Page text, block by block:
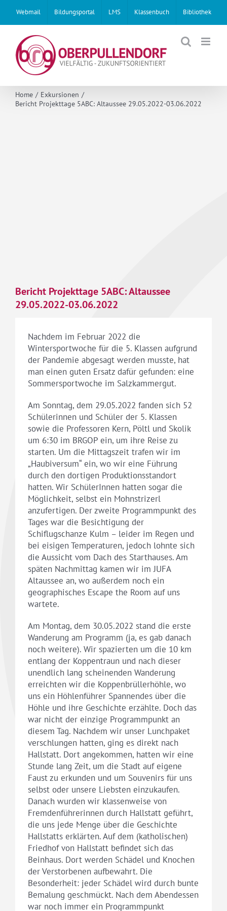
content
Webmail Bildungsportal LMS Klassenbuch Bibliothek
Home
Exkursionen
Bericht Projekttage 5ABC: Altaussee 29.05.2022-03.06.2022
Bericht Projekttage 5ABC: Altaussee
29.05.2022-03.06.2022
Nachdem im Februar 2022 die
Wintersportwoche für die 5. Klassen aufgrund
der Pandemie abgesagt werden musste, hat
man einen guten Ersatz dafür gefunden: eine
Sommersportwoche im Salzkammergut.
Am Sonntag, dem 29.05.2022 fanden sich 52
Schülerinnen und Schüler der 5. Klassen
sowie die Professoren Kern, Pöltl und Skolik
um 6:30 im BRGOP ein, um ihre Reise zu
starten. Um die Mittagszeit trafen wir im
„Haubiversum“ ein, wo wir eine Führung
durch den dortigen Produktionsstandort
hatten. Wir SchülerInnen hatten sogar die
Möglichkeit, selbst ein Mohnstrizerl
anzufertigen. Der zweite Programmpunkt des
Tages war die Besichtigung der
Schiflugschanze Kulm – leider im Regen und
bei eisigen Temperaturen, jedoch lohnte sich
die Aussicht vom Dach des Starthauses. Am
späten Nachmittag kamen wir im JUFA
Altaussee an, wo außerdem noch ein
geographisches Escape the Room auf uns
wartete.
Am Montag, dem 30.05.2022 stand die erste
Wanderung am Programm (ja, es gab danach
noch weitere). Wir spazierten um die 10 km
entlang der Koppentraun und nach dieser
unendlich lang scheinenden Wanderung
erreichten wir die Koppenbrüllerhöhle, wo
uns ein Höhlenführer Spannendes über die
Höhle und ihre Geschichte erzählte. Doch das
war nicht der einzige Programmpunkt an
diesem Tag. Nachdem wir unser Lunchpaket
verschlungen hatten, ging es direkt nach
Hallstatt. Dort angekommen, hatten wir eine
Stunde lang Zeit, um die Stadt auf eigene
Faust zu erkunden und um Souvenirs für uns
selbst oder unsere Liebsten einzukaufen.
Danach wurden wir klassenweise von
Fremdenführerinnen durch Hallstatt geführt,
die uns jede Menge über die Geschichte
Hallstatts erklärten. Auf dem (katholischen)
Friedhof von Hallstatt befindet sich das
Beinhaus. Dort werden Schädel und Knochen
der Verstorbenen aufbewahrt. Die
Besonderheit: jeder Schädel wird durch bunte
Bemalung geschmückt. Nach dem Abendessen
war noch immer ein Programmpunkt